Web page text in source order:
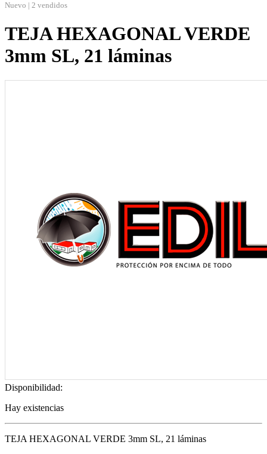
Nuevo | 2 vendidos
TEJA HEXAGONAL VERDE
3mm SL, 21 láminas
Disponibilidad:
Hay existencias
TEJA HEXAGONAL VERDE 3mm SL, 21 láminas